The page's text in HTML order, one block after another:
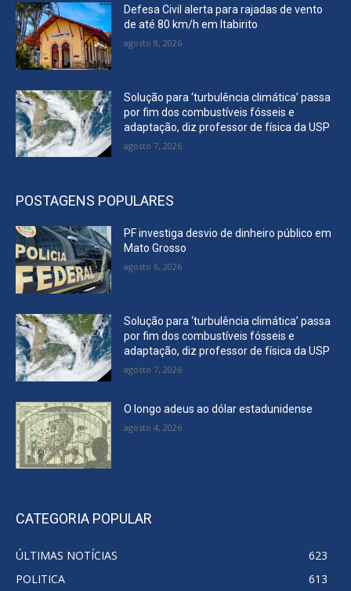
Defesa Civil alerta para rajadas de vento
de até 80 km/h em Itabirito
agosto 8, 2026
Solução para ‘turbulência climática’ passa
por fim dos combustíveis fósseis e
adaptação, diz professor de física da USP
agosto 7, 2026
POSTAGENS POPULARES
PF investiga desvio de dinheiro público em
Mato Grosso
agosto 6, 2026
Solução para ‘turbulência climática’ passa
por fim dos combustíveis fósseis e
adaptação, diz professor de física da USP
agosto 7, 2026
O longo adeus ao dólar estadunidense
agosto 4, 2026
CATEGORIA POPULAR
ÚLTIMAS NOTÍCIAS
623
POLITICA
613